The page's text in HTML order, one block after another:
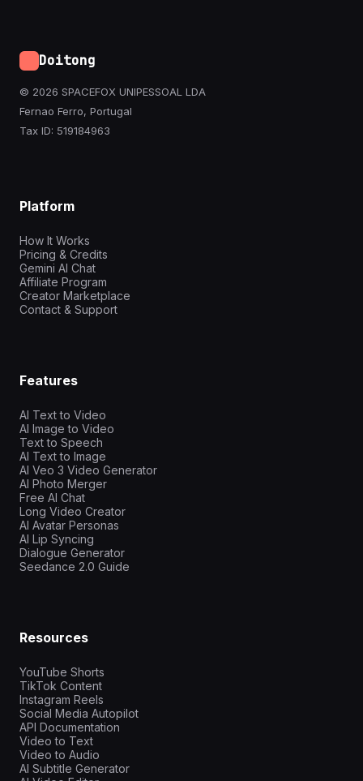
Doitong
© 2026 SPACEFOX UNIPESSOAL LDA
Fernao Ferro, Portugal
Tax ID: 519184963
Platform
How It Works
Pricing & Credits
Gemini AI Chat
Affiliate Program
Creator Marketplace
Contact & Support
Features
AI Text to Video
AI Image to Video
Text to Speech
AI Text to Image
AI Veo 3 Video Generator
AI Photo Merger
Free AI Chat
Long Video Creator
AI Avatar Personas
AI Lip Syncing
Dialogue Generator
Seedance 2.0 Guide
Resources
YouTube Shorts
TikTok Content
Instagram Reels
Social Media Autopilot
API Documentation
Video to Text
Video to Audio
AI Subtitle Generator